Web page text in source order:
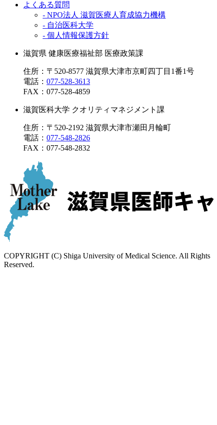
よくある質問
- NPO法人 滋賀医療人育成協力機構
- 自治医科大学
- 個人情報保護方針
滋賀県 健康医療福祉部 医療政策課
住所：〒520-8577 滋賀県大津市京町四丁目1番1号
電話： 077-528-3613
FAX： 077-528-4859
滋賀医科大学 クオリティマネジメント課
住所：〒520-2192 滋賀県大津市瀬田月輪町
電話： 077-548-2826
FAX： 077-548-2832
COPYRIGHT (C) Shiga University of Medical Science. All Rights
Reserved.